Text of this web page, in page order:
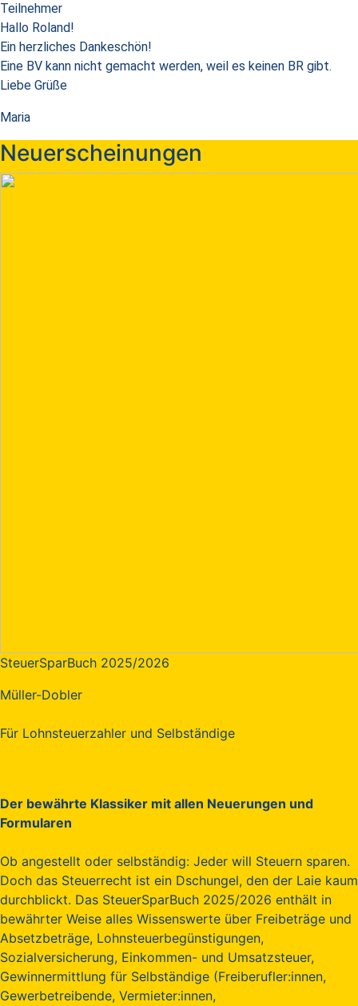
Teilnehmer
Hallo Roland!
Ein herzliches Dankeschön!
Eine BV kann nicht gemacht werden, weil es keinen BR gibt.
Liebe Grüße
Maria
Neuerscheinungen
SteuerSparBuch 2025/2026
Müller-Dobler
Für Lohnsteuerzahler und Selbständige
Der bewährte Klassiker mit allen Neuerungen und
Formularen
Ob angestellt oder selbständig: Jeder will Steuern sparen.
Doch das Steuerrecht ist ein Dschungel, den der Laie kaum
durchblickt. Das SteuerSparBuch 2025/2026 enthält in
bewährter Weise alles Wissenswerte über Freibeträge und
Absetzbeträge, Lohnsteuerbegünstigungen,
Sozialversicherung, Einkommen- und Umsatzsteuer,
Gewinnermittlung für Selbständige (Freiberufler:innen,
Gewerbetreibende, Vermieter:innen,